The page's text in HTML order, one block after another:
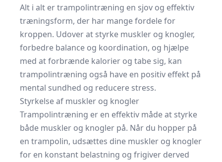
Alt i alt er trampolintræning en sjov og effektiv
træningsform, der har mange fordele for
kroppen. Udover at styrke muskler og knogler,
forbedre balance og koordination, og hjælpe
med at forbrænde kalorier og tabe sig, kan
trampolintræning også have en positiv effekt på
mental sundhed og reducere stress.
Styrkelse af muskler og knogler
Trampolintræning er en effektiv måde at styrke
både muskler og knogler på. Når du hopper på
en trampolin, udsættes dine muskler og knogler
for en konstant belastning og frigiver derved